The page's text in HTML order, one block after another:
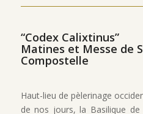
“Codex Calixtinus”
Matines et Messe de
Compostelle
Haut-lieu de pèlerinage
de nos jours, la Basilique de